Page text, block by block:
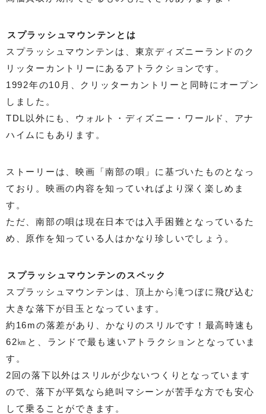
スプラッシュマウンテンとは
スプラッシュマウンテンは、東京ディズニーランドのク
リッターカントリーにあるアトラクションです。
1992年の10月、クリッターカントリーと同時にオープン
しました。
TDL以外にも、ウォルト・ディズニー・ワールド、アナ
ハイムにもあります。
ストーリーは、映画「南部の唄」に基づいたものとなっ
ており。映画の内容を知っていればより深く楽しめま
す。
ただ、南部の唄は現在日本では入手困難となっているた
め、原作を知っている人はかなり珍しいでしょう。
スプラッシュマウンテンのスペック
スプラッシュマウンテンは、頂上から滝つぼに飛び込む
大きな落下が目玉となっています。
約16mの落差があり、かなりのスリルです！最高時速も
62㎞と、ランドで最も速いアトラクションとなっていま
す。
2回の落下以外はスリルが少ないつくりとなっています
ので、落下が平気なら絶叫マシーンが苦手な方でも安心
して乗ることができます。